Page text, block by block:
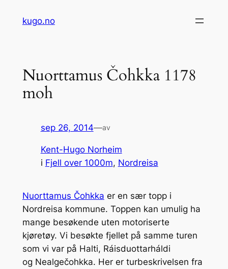
kugo.no
Nuorttamus Čohkka 1178
moh
sep 26, 2014—av
Kent-Hugo Norheim
i Fjell over 1000m, Nordreisa
Nuorttamus Čohkka er en sær topp i
Nordreisa kommune. Toppen kan umulig ha
mange besøkende uten motoriserte
kjøretøy. Vi besøkte fjellet på samme turen
som vi var på Halti, Ráisduottarháldi
og Nealgečohkka. Her er turbeskrivelsen fra